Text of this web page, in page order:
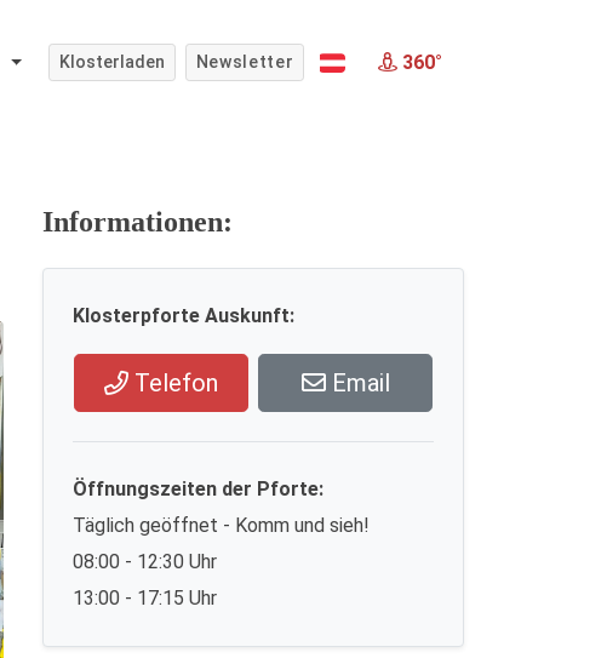
Klosterladen Newsletter 360°
Informationen:
Klosterpforte Auskunft:
Telefon Email
Öffnungszeiten der Pforte:
Täglich geöffnet - Komm und sieh!
08:00 - 12:30 Uhr
13:00 - 17:15 Uhr